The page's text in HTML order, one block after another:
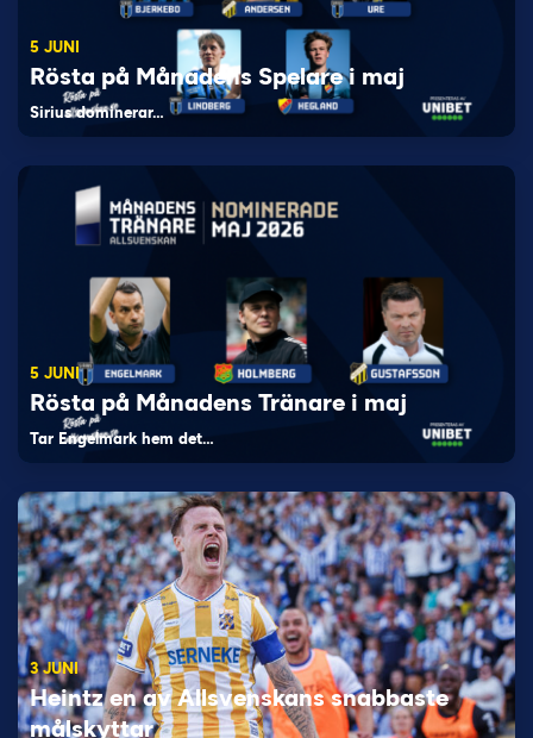
5 JUNI
Rösta på Månadens Spelare i maj
Sirius dominerar…
5 JUNI
Rösta på Månadens Tränare i maj
Tar Engelmark hem det…
3 JUNI
Heintz en av Allsvenskans snabbaste
målskyttar